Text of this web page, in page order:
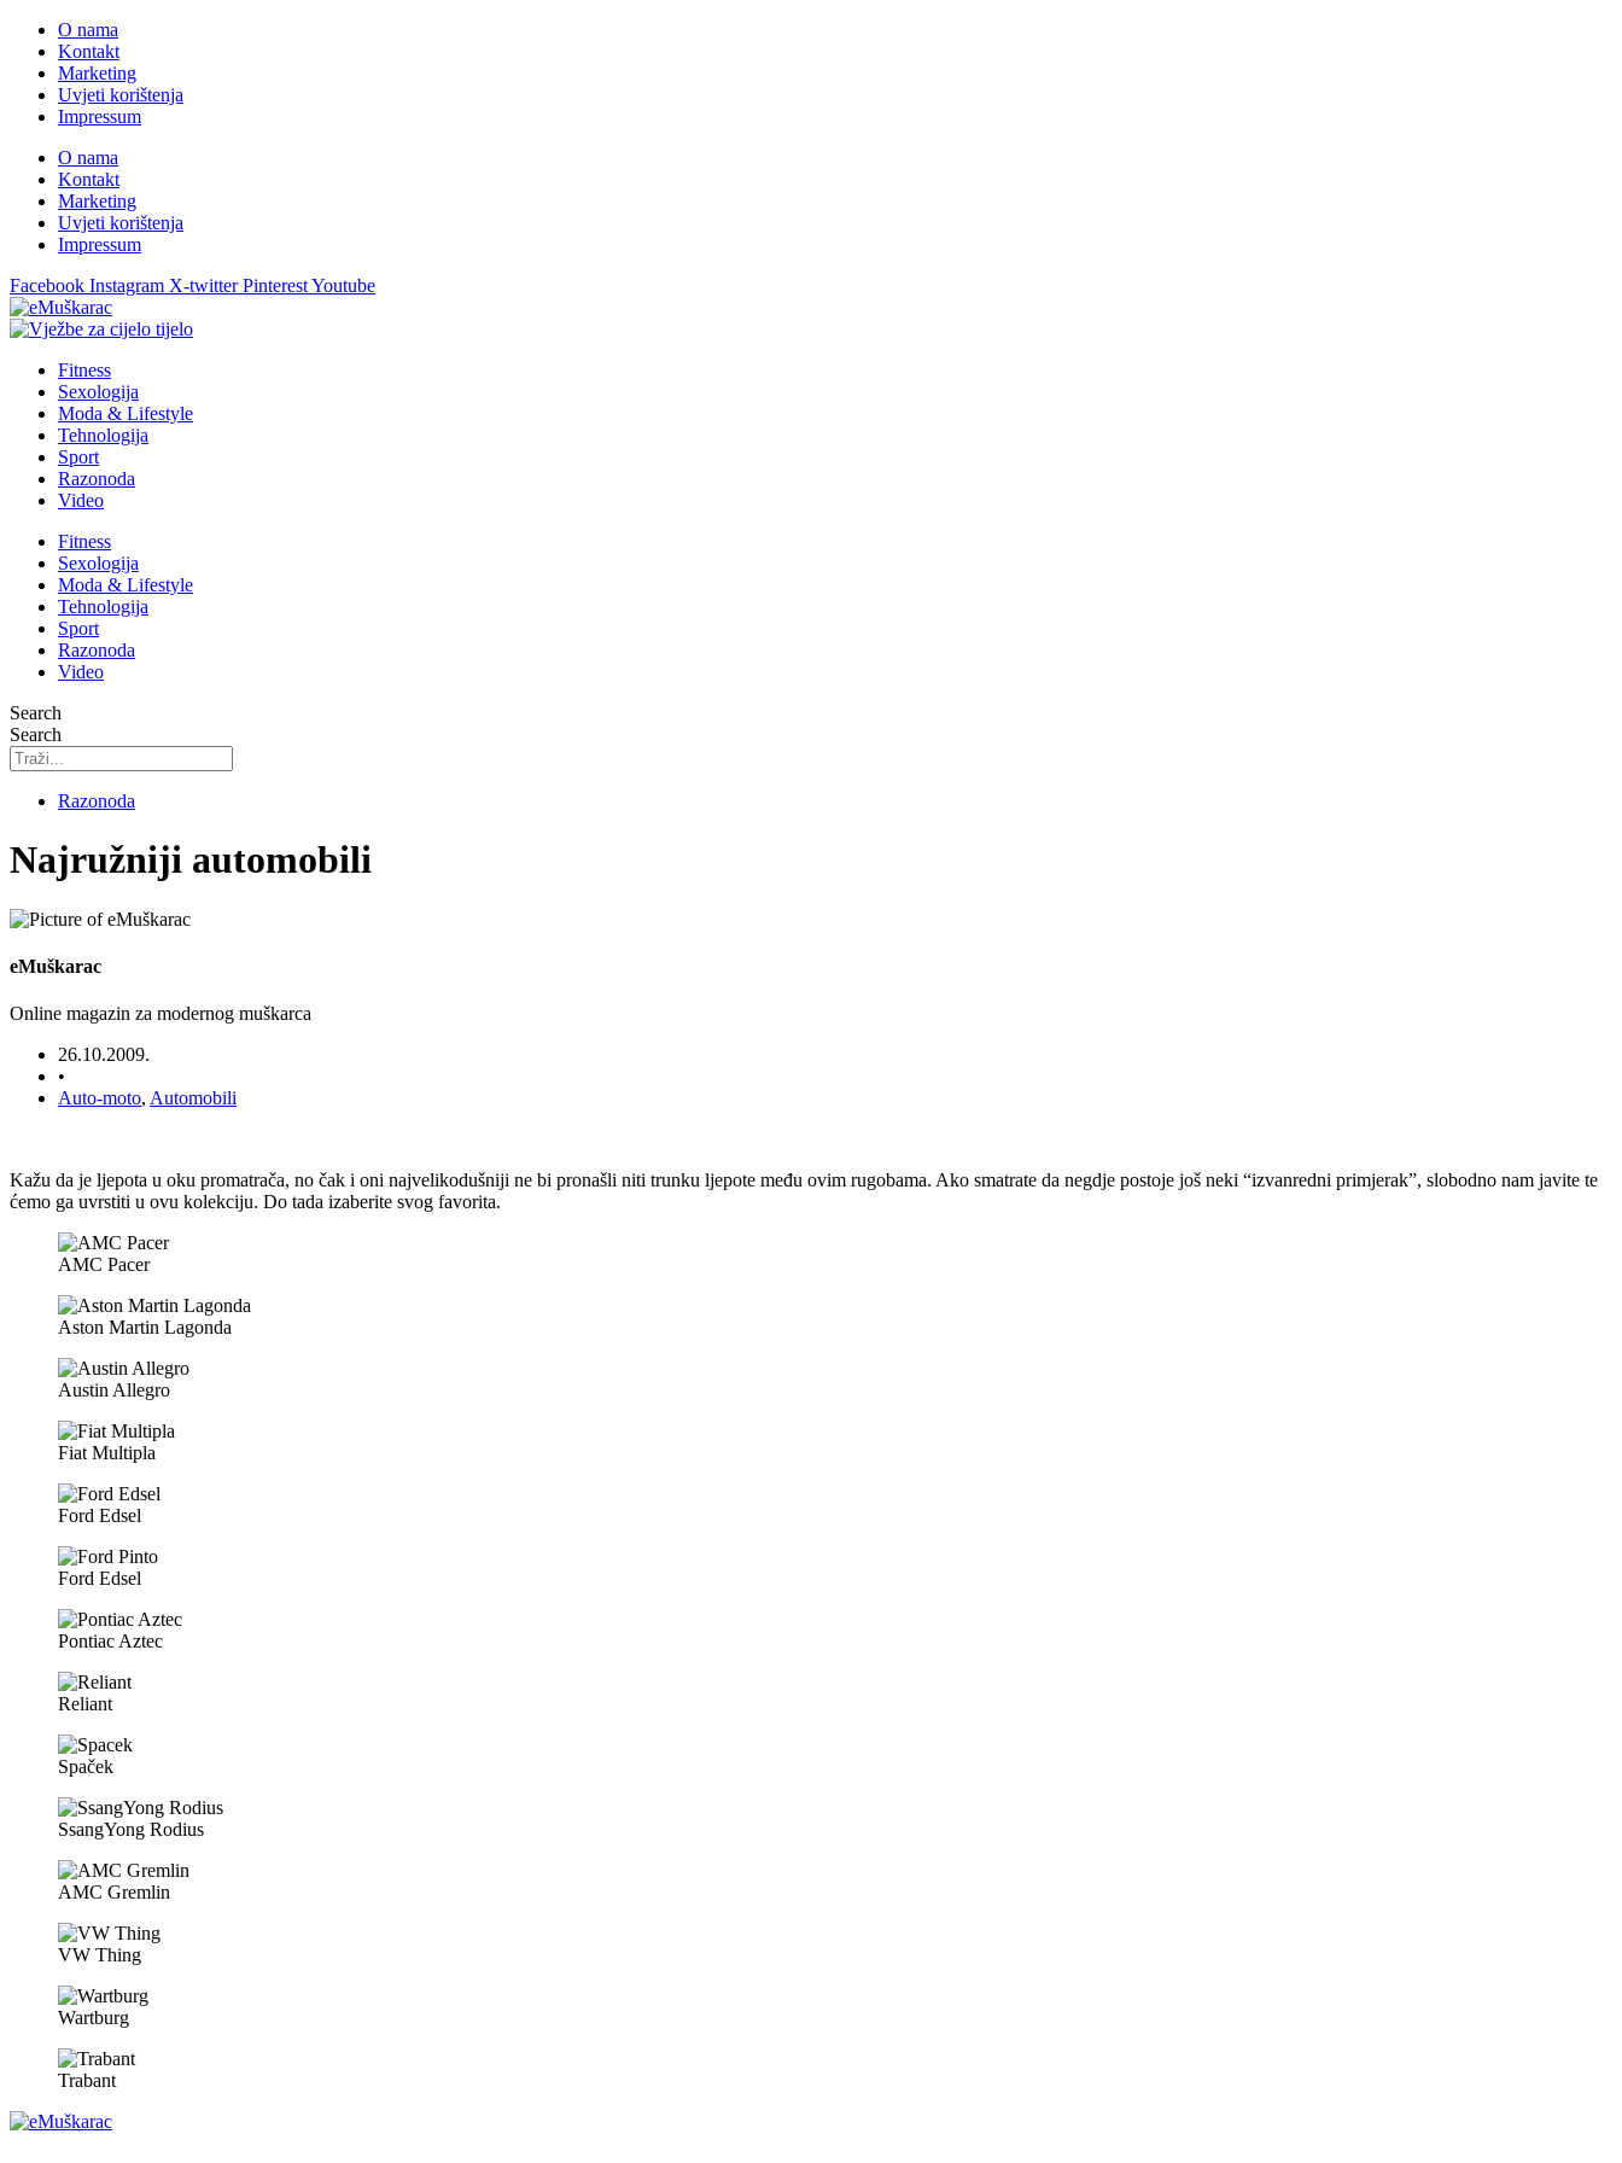
O nama
Kontakt
Marketing
Uvjeti korištenja
Impressum
O nama
Kontakt
Marketing
Uvjeti korištenja
Impressum
Facebook Instagram X-twitter PinterestYoutube
Fitness
Sexologija
Moda & Lifestyle
Tehnologija
Sport
Razonoda
Video
Fitness
Sexologija
Moda & Lifestyle
Tehnologija
Sport
Razonoda
Video
Search
Search
Razonoda
Najružniji automobili
eMuškarac
Online magazin za modernog muškarca
26.10.2009.
•
Auto-moto, Automobili
Kažu da je ljepota u oku promatrača, no čak i oni najvelikodušniji ne bi pronašli niti trunku ljepote među ovim rugobama. Ako smatrate da negdje postoje još neki “izvanredni primjerak”, slobodno nam javite te
ćemo ga uvrstiti u ovu kolekciju. Do tada izaberite svog favorita.
AMC Pacer
Aston Martin Lagonda
Austin Allegro
Fiat Multipla
Ford Edsel
Ford Edsel
Pontiac Aztec
Reliant
Spaček
SsangYong Rodius
AMC Gremlin
VW Thing
Wartburg
Trabant